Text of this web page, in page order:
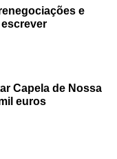
e
Capela de Nossa
euros